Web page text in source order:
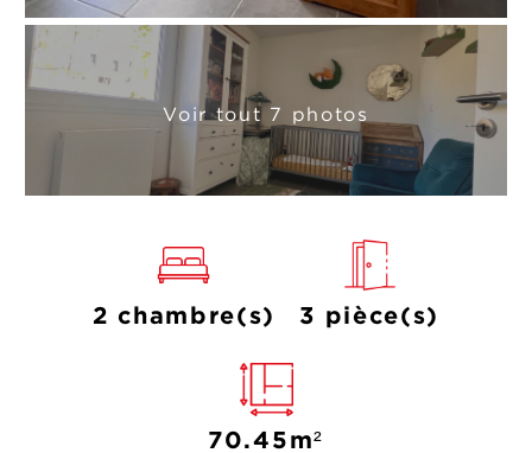
Voir tout 7 photos
2 chambre(s) 3 pièce(s)
70.45m²